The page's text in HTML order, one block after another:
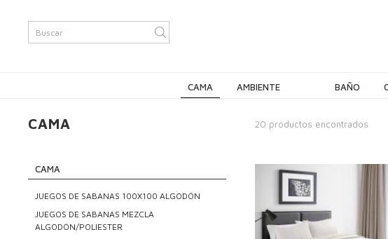
CAMA AMBIENTE BAÑO
CAMA 20 productos encontrados
CAMA
JUEGOS DE SABANAS 100X100 ALGODÓN
JUEGOS DE SABANAS MEZCLA
ALGODÓN/POLIESTER